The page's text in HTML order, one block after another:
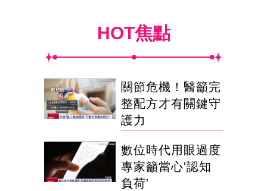
HOT焦點
關節危機！醫籲完
整配方才有關鍵守
護力
數位時代用眼過度
專家籲當心'認知
負荷'